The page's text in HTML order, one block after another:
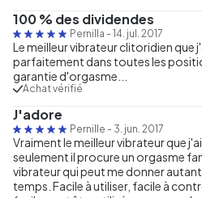
100 % des dividendes
Pernilla - 14. jul. 2017
Le meilleur vibrateur clitoridien que
parfaitement dans toutes les
garantie d'orgasme...
Achat vérifié
J'adore
Pernille - 3. jun. 2017
Vraiment le meilleur vibrateur que
seulement il procure un orgasme
vibrateur qui peut me donner
temps. Facile à utiliser, facile à